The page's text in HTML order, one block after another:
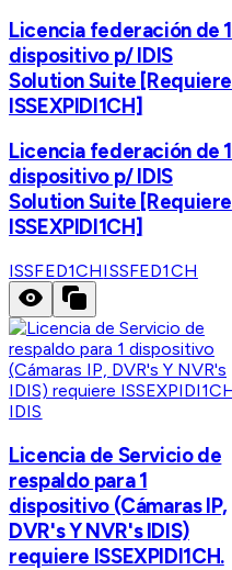
Licencia federación de 1
dispositivo p/ IDIS
Solution Suite [Requiere
ISSEXPIDI1CH]
Licencia federación de 1
dispositivo p/ IDIS
Solution Suite [Requiere
ISSEXPIDI1CH]
ISSFED1CHISSFED1CH
IDIS
Licencia de Servicio de
respaldo para 1
dispositivo (Cámaras IP,
DVR's Y NVR's IDIS)
requiere ISSEXPIDI1CH.